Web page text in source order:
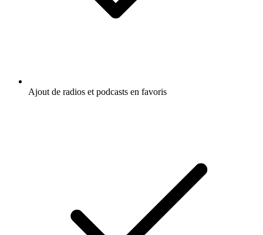
Ajout de radios et podcasts en favoris